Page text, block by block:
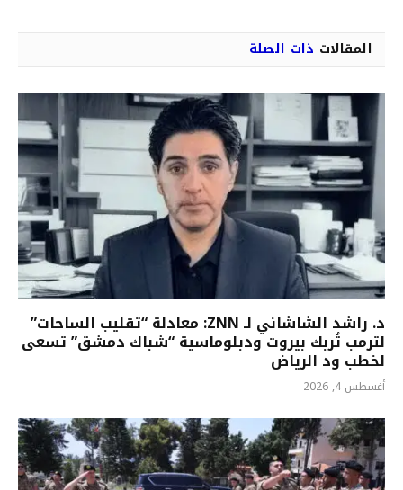
المقالات ذات الصلة
د. راشد الشاشاني لـ ZNN: معادلة “تقليب الساحات”
لترمب تُربك بيروت ودبلوماسية “شباك دمشق” تسعى
لخطب ود الرياض
أغسطس 4, 2026